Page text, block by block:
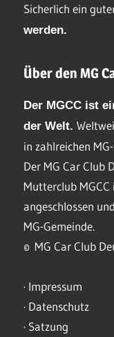
Sicherlich ein
werden.
Über den MG
Der MGCC ist
der Welt.
in zahlreichen
Der MG Car Club
Mutterclub
angeschlossen
MG-Gemeinde.
© MG Car Club
· Impressum
· Datenschutz
· Satzung